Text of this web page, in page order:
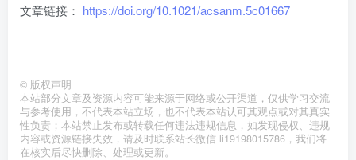
文章链接： https://doi.org/10.1021/acsanm.5c01667
© 版权声明
本站部分文章及资源内容可能来源于网络或公开渠道，仅供学习交流
与参考使用，不代表本站立场，也不代表本站认可其观点或对其真实
性负责；本站禁止发布或转载任何违法违规信息，如发现侵权、违规
内容或资源链接失效，请及时联系站长微信 li19198015786，我们将
在核实后尽快删除、处理或更新。